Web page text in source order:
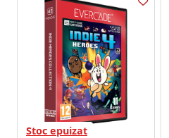
Stoc epuizat